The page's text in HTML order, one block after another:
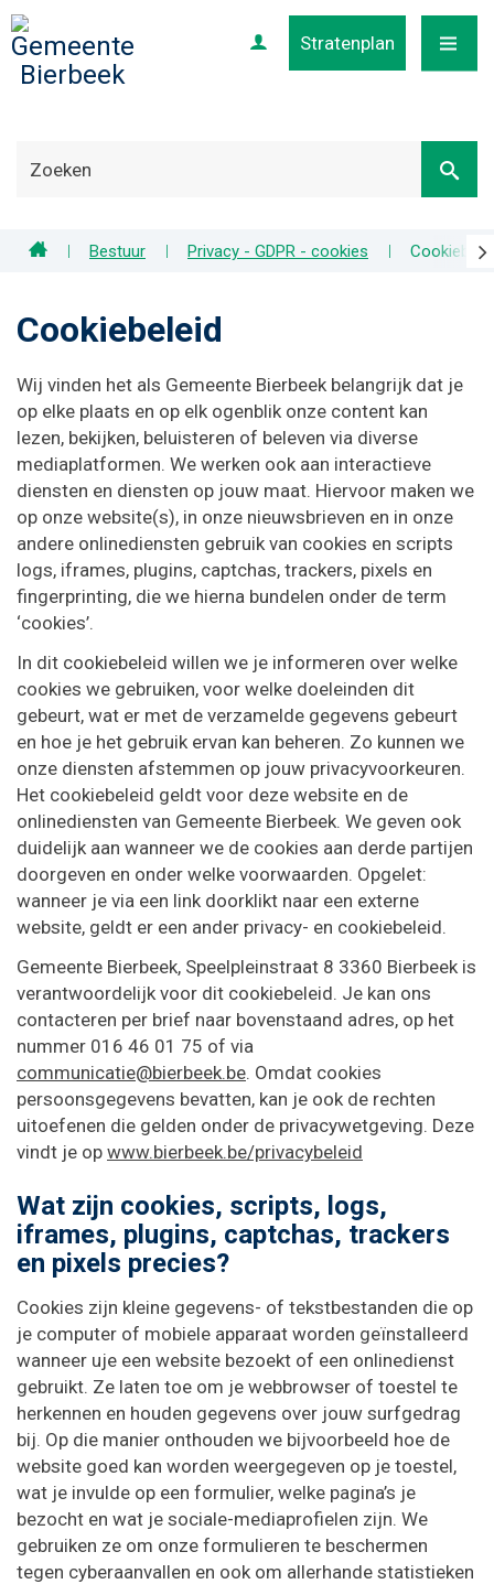
Naar
content
Stratenplan
Profiel
MENU
HomeBestuur Privacy - GDPR - cookies
Cookiebeleid
Wij vinden het als Gemeente Bierbeek belangrijk dat je
op elke plaats en op elk ogenblik onze content kan
lezen, bekijken, beluisteren of beleven via diverse
mediaplatformen. We werken ook aan interactieve
diensten en diensten op jouw maat. Hiervoor maken we
op onze website(s), in onze nieuwsbrieven en in onze
andere onlinediensten gebruik van cookies en scripts
logs, iframes, plugins, captchas, trackers, pixels en
fingerprinting, die we hierna bundelen onder de term
‘cookies’.
In dit cookiebeleid willen we je informeren over welke
cookies we gebruiken, voor welke doeleinden dit
gebeurt, wat er met de verzamelde gegevens gebeurt
en hoe je het gebruik ervan kan beheren. Zo kunnen we
onze diensten afstemmen op jouw privacyvoorkeuren.
Het cookiebeleid geldt voor deze website en de
onlinediensten van Gemeente Bierbeek. We geven ook
duidelijk aan wanneer we de cookies aan derde partijen
doorgeven en onder welke voorwaarden. Opgelet:
wanneer je via een link doorklikt naar een externe
website, geldt er een ander privacy- en cookiebeleid.
Gemeente Bierbeek, Speelpleinstraat 8 3360 Bierbeek is
verantwoordelijk voor dit cookiebeleid. Je kan ons
contacteren per brief naar bovenstaand adres, op het
nummer 016 46 01 75 of via
communicatie@bierbeek.be. Omdat cookies
persoonsgegevens bevatten, kan je ook de rechten
uitoefenen die gelden onder de privacywetgeving. Deze
vindt je op www.bierbeek.be/privacybeleid
Wat zijn cookies, scripts, logs,
iframes, plugins, captchas, trackers
en pixels precies?
Cookies zijn kleine gegevens- of tekstbestanden die op
je computer of mobiele apparaat worden geïnstalleerd
wanneer uje een website bezoekt of een onlinedienst
gebruikt. Ze laten toe om je webbrowser of toestel te
herkennen en houden gegevens over jouw surfgedrag
bij. Op die manier onthouden we bijvoorbeeld hoe de
website goed kan worden weergegeven op je toestel,
wat je invulde op een formulier, welke pagina’s je
bezocht en wat je sociale-mediaprofielen zijn. We
gebruiken ze om onze formulieren te beschermen
tegen cyberaanvallen en ook om allerhande statistieken